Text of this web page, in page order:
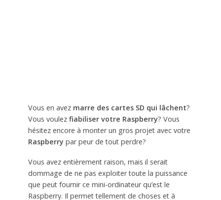
Vous en avez marre des cartes SD qui lâchent?
Vous voulez fiabiliser votre Raspberry? Vous
hésitez encore à monter un gros projet avec votre
Raspberrypar peur de tout perdre?
Vous avez entièrement raison, mais il serait
dommage de ne pas exploiter toute la puissance
que peut fournir ce mini-ordinateur qu’est le
Raspberry. Il permet tellement de choses et à